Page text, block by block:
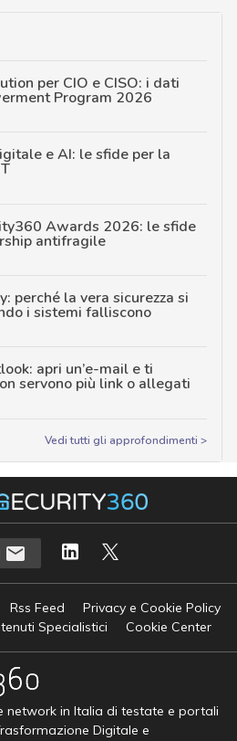
per CIO e CISO: i dati
Program 2026
e AI: le sfide per la
Awards 2026: le sfide
antifragile
perché la vera sicurezza si
i sistemi falliscono
apri un’e-mail e ti
servono più link o allegati
Vedi tutti gli approfondimenti >
Rss Feed
Privacy e Cookie Policy
Specialistici
Cookie Center
network in Italia di testate e portali
Digitale e